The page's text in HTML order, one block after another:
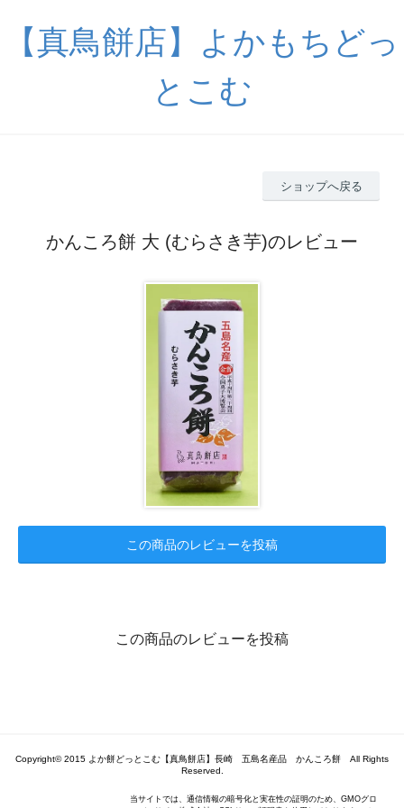
【真鳥餅店】よかもちどっ
とこむ
ショップへ戻る
かんころ餅 大 (むらさき芋)のレビュー
この商品のレビューを投稿
この商品のレビューを投稿
Copyright© 2015 よか餅どっとこむ【真鳥餅店】長崎 五島名産品 かんころ餅 All Rights
Reserved.
当サイトでは、通信情報の暗号化と実在性の証明のため、GMOグロ